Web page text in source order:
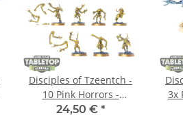
Disciples of Tzeentch -
10 Pink Horrors -
teilweise bemalt
24,50 € *
3x